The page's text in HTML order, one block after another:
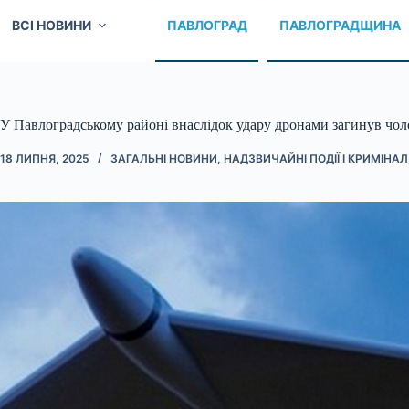
ВСІ НОВИНИ ПАВЛОГРАД ПАВЛОГРАДЩИНА
У Павлоградському районі внаслідок удару дронами загинув
18 ЛИПНЯ, 2025 ЗАГАЛЬНІ НОВИНИ, НАДЗВИЧАЙНІ ПОДІЇ І КРИМІНАЛ